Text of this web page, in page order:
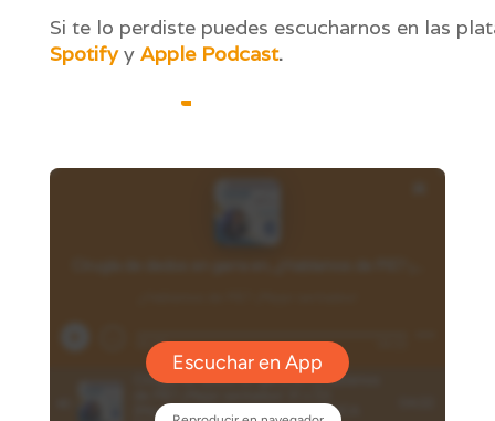
Si te lo perdiste puedes escucharnos en las
Spotify yApple Podcast.